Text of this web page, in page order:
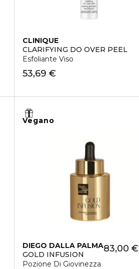
CLINIQUE
CLARIFYING DO OVER PEEL
Esfoliante Viso
53,69 €
Vegano
DIEGO DALLA PALMA
GOLD INFUSION
Pozione Di Giovinezza
83,00 €